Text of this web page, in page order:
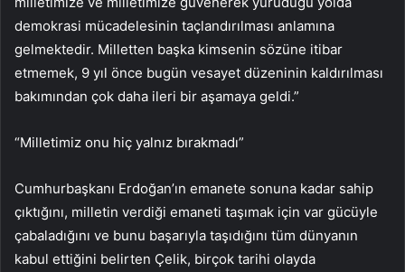
demokrasi mücadelesinin taçlandırılması anlamına
gelmektedir. Milletten başka kimsenin sözüne itibar
etmemek, 9 yıl önce bugün vesayet düzeninin kaldırılması
bakımından çok daha ileri bir aşamaya geldi.”
“Milletimiz onu hiç yalnız bırakmadı”
Cumhurbaşkanı Erdoğan’ın emanete sonuna kadar sahip
çıktığını, milletin verdiği emaneti taşımak için var gücüyle
çabaladığını ve bunu başarıyla taşıdığını tüm dünyanın
kabul ettiğini belirten Çelik, birçok tarihi olayda